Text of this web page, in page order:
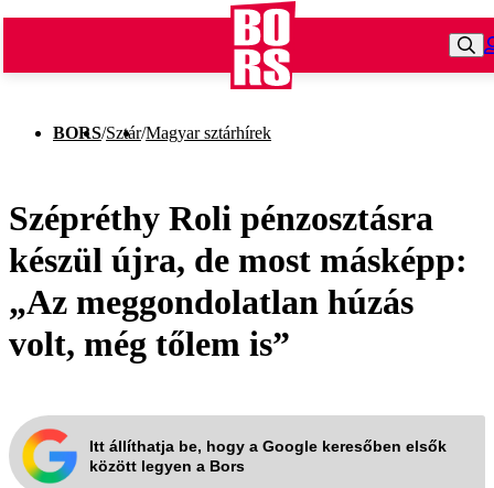
BORS/Sztár/Magyar sztárhírek
Szépréthy Roli pénzosztásra
készül újra, de most másképp:
„Az meggondolatlan húzás
volt, még tőlem is”
Itt állíthatja be, hogy a Google keresőben elsők
között legyen a Bors